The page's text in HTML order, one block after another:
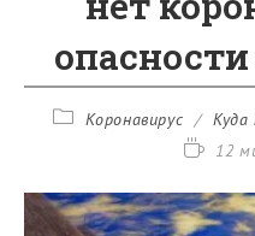
РубрикаКоронавирус / Куда
Время
12